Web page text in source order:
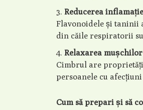
Reducerea
Flavonoidele și
din căile respiratorii
Relaxarea
Cimbrul are
persoanele cu
Cum să prepari și să